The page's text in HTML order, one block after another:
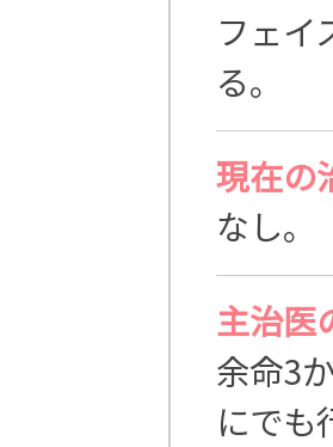
フェイ
る。
現在の
なし。
主治医
余命3
にでも